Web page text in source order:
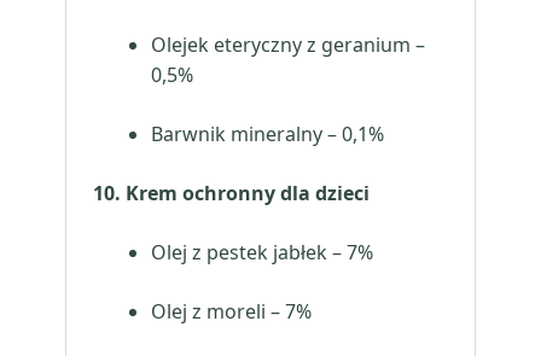
Olejek eteryczny z geranium –
0,5%
Barwnik mineralny – 0,1%
10. Krem ochronny dla dzieci
Olej z pestek jabłek – 7%
Olej z moreli – 7%